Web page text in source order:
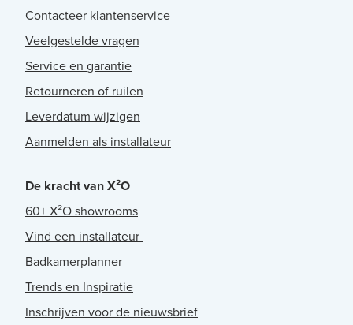
Contacteer klantenservice
Veelgestelde vragen
Service en garantie
Retourneren of ruilen
Leverdatum wijzigen
Aanmelden als installateur
De kracht van X²O
60+ X²O showrooms
Vind een installateur
Badkamerplanner
Trends en Inspiratie
Inschrijven voor de nieuwsbrief